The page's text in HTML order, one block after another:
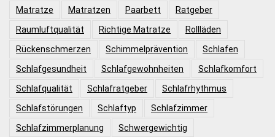
Matratze
Matratzen Paarbett
Ratgeber
Raumluftqualität
Richtige Matratze
Rollläden
Rückenschmerzen
Schimmelprävention
Schlafen
Schlafgesundheit
Schlafgewohnheiten
Schlafkomfort
Schlafqualität
Schlafratgeber
Schlafrhythmus
Schlafstörungen
Schlaftyp
Schlafzimmer
Schlafzimmerplanung
Schwergewichtig